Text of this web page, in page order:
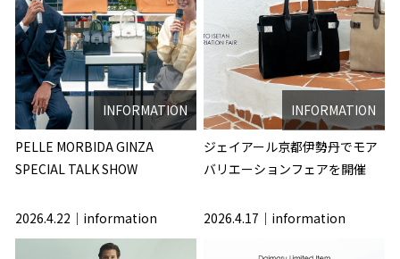
INFORMATION
PELLE MORBIDA GINZA
SPECIAL TALK SHOW
INFORMATION
ジェイアール京都伊勢丹でモア
バリエーションフェアを開催
2026.4.22 information 2026.4.17 information